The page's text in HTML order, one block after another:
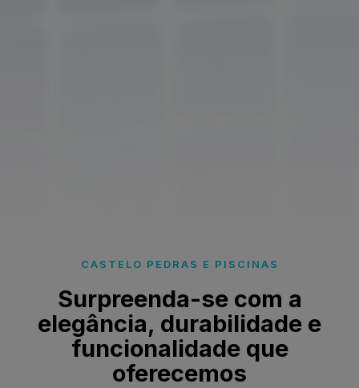
CASTELO PEDRAS E PISCINAS
Surpreenda-se com a
elegância, durabilidade e
funcionalidade que
oferecemos